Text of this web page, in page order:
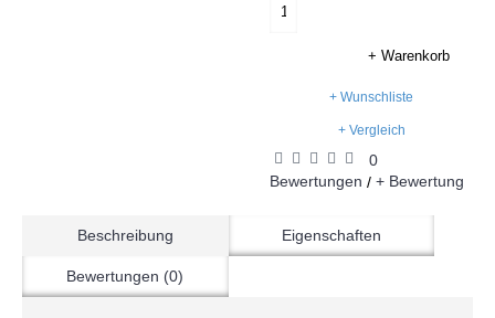
+ Warenkorb
+ Wunschliste
+ Vergleich
0
Bewertungen / + Bewertung
Beschreibung Eigenschaften
Bewertungen (0)